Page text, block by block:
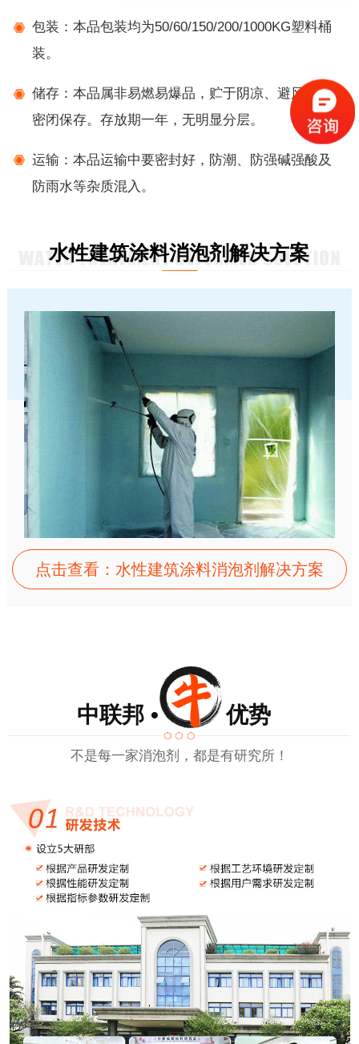
包装：本品包装均为50/60/150/200/1000KG塑料桶
装。
储存：本品属非易燃易爆品，贮于阴凉、避风处，
密闭保存。存放期一年，无明显分层。
运输：本品运输中要密封好，防潮、防强碱强酸及
防雨水等杂质混入。
水性建筑涂料消泡剂解决方案
点击查看：水性建筑涂料消泡剂解决方案
中联邦 • 优势
不是每一家消泡剂，都是有研究所！